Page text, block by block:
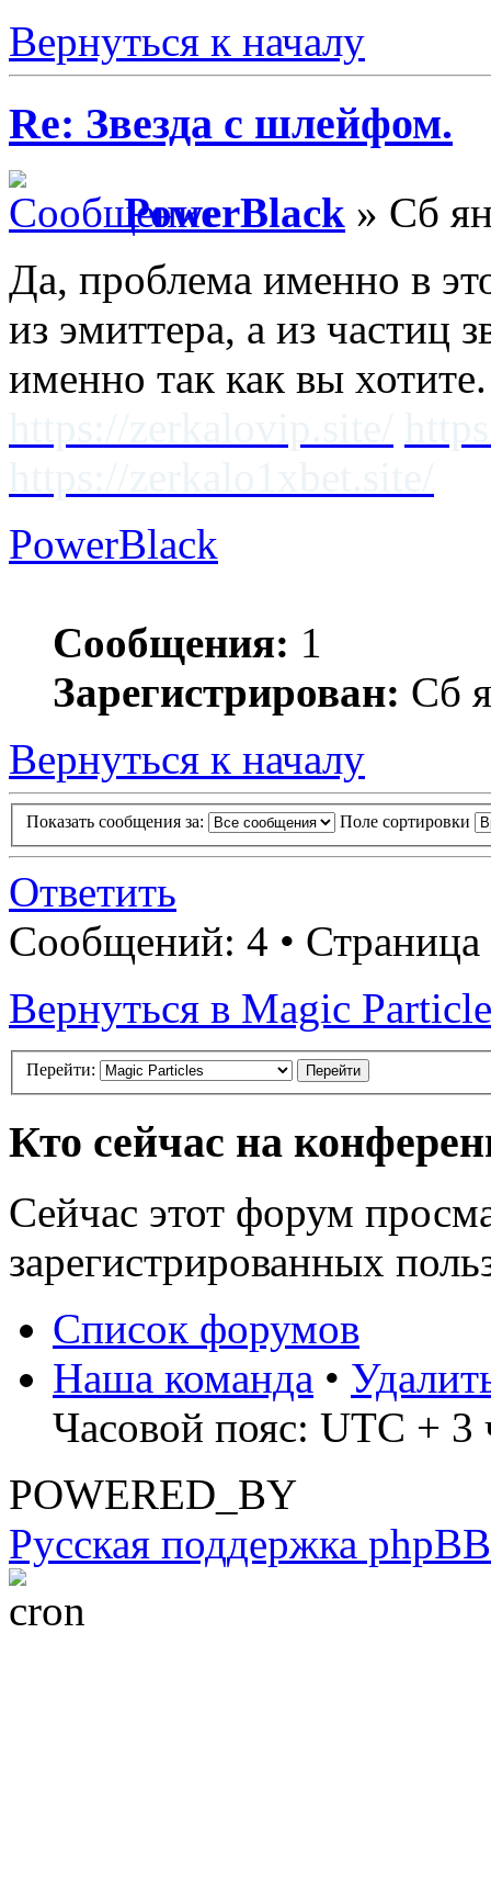
Вернуться к началу
Re: Звезда с шлейфом.
PowerBlack » Сб
Да, проблема именно в
из эмиттера, а из частиц
именно так как вы хотите.
PowerBlack
Сообщения: 1
Зарегистрирован: Сб
Вернуться к началу
Показать сообщения за: Поле сортировки
Ответить
Сообщений: 4 • Страница
Вернуться в Magic
Перейти:
Кто сейчас на
Сейчас этот форум
зарегистрированных
Список форумов
Наша команда •
Часовой пояс: UTC + 3
POWERED_BY
Русская поддержка phpBB